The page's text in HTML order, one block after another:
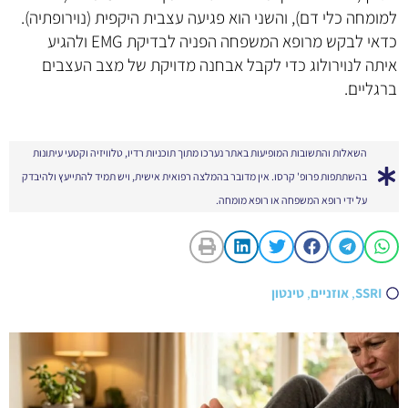
למומחה כלי דם), והשני הוא פגיעה עצבית היקפית (נוירופתיה).
כדאי לבקש מרופא המשפחה הפניה לבדיקת EMG ולהגיע
איתה לנוירולוג כדי לקבל אבחנה מדויקת של מצב העצבים
ברגליים.
השאלות והתשובות המופיעות באתר נערכו מתוך תוכניות רדיו, טלוויזיה וקטעי עיתונות
בהשתתפות פרופ' קרסו. אין מדובר בהמלצה רפואית אישית, ויש תמיד להתייעץ ולהיבדק
על ידי רופא המשפחה או רופא מומחה.
SSRI
, אוזניים, טינטון